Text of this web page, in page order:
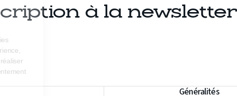
privée
au bon
catégories de cookies
votre expérience,
personnalisées ou réaliser
offre. Votre consentement
à la newsletter
Généralités